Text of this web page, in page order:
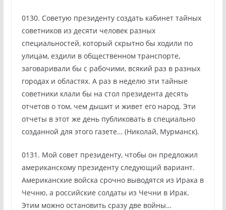
0130. Советую президенту создать кабинет тайных
советников из десяти человек разных
специальностей, который скрытно бы ходили по
улицам, ездили в общественном транспорте,
заговаривали бы с рабочими, всякий раз в разных
городах и областях. А раз в неделю эти тайные
советники клали бы на стол президента десять
отчетов о том, чем дышит и живет его народ. Эти
отчеты в этот же день публиковать в специально
созданной для этого газете… (Николай, Мурманск).
0131. Мой совет президенту, чтобы он предложил
американскому президенту следующий вариант.
Американские войска срочно выводятся из Ирака в
Чечню, а российские солдаты из Чечни в Ирак.
Этим можно остановить сразу две войны…